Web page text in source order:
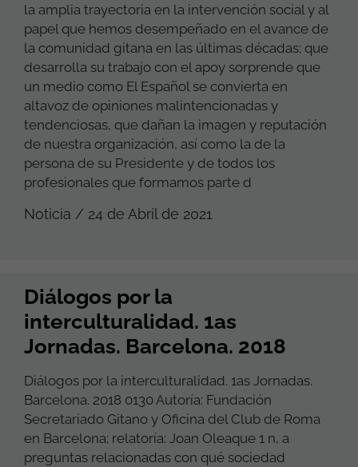
la amplia trayectoria en la intervención social y al
papel que hemos desempeñado en el avance de
la comunidad gitana en las últimas décadas; que
desarrolla su trabajo con el apoy sorprende que
un medio como El Español se convierta en
altavoz de opiniones malintencionadas y
tendenciosas, que dañan la imagen y reputación
de nuestra organización, así como la de la
persona de su Presidente y de todos los
profesionales que formamos parte d
Noticia / 24 de Abril de 2021
Diálogos por la
interculturalidad. 1as
Jornadas. Barcelona. 2018
Diálogos por la interculturalidad. 1as Jornadas.
Barcelona. 2018 0130 Autoría: Fundación
Secretariado Gitano y Oficina del Club de Roma
en Barcelona; relatoría: Joan Oleaque 1 n, a
preguntas relacionadas con qué sociedad